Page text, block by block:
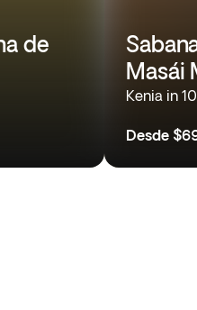
de
Masái
Kenia in
Desde